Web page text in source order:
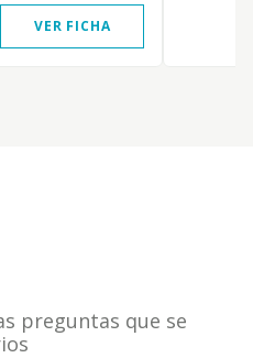
VER FICHA
preguntas que se